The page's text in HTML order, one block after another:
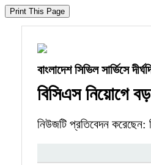
বাংলাদেশ সিভিল সার্ভিসে
বিসিএস নিয়োগে
নিউজটি প্রতিবেদন